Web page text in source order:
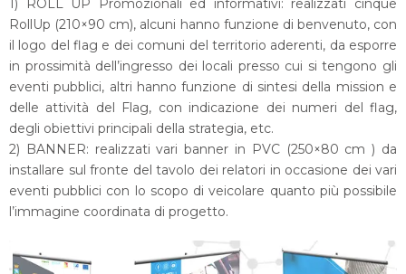
1) ROLL UP Promozionali ed informativi: realizzati cinque
RollUp (210×90 cm), alcuni hanno funzione di benvenuto, con
il logo del flag e dei comuni del territorio aderenti, da esporre
in prossimità dell’ingresso dei locali presso cui si tengono gli
eventi pubblici, altri hanno funzione di sintesi della mission e
delle attività del Flag, con indicazione dei numeri del flag,
degli obiettivi principali della strategia, etc.
2) BANNER: realizzati vari banner in PVC (250×80 cm ) da
installare sul fronte del tavolo dei relatori in occasione dei vari
eventi pubblici con lo scopo di veicolare quanto più possibile
l’immagine coordinata di progetto.